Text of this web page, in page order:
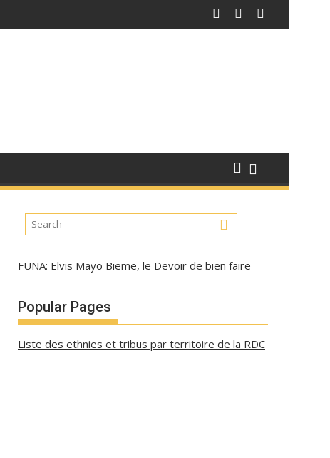
FUNA: Elvis Mayo Bieme, le Devoir de bien faire
Popular Pages
Liste des ethnies et tribus par territoire de la RDC